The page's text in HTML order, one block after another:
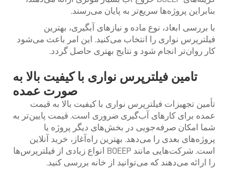
بنابراین پروژه‌ها سریع‌تر به پایان می‌رسند.
با بررسی ابعاد، نوع ماده و نیازهای آبگیری، بهترین
فیلترپرس نواری را انتخاب می‌کنید. این امر باعث می‌شود
کار روان‌تر انجام شود و نتایج بهتری حاصل گردد.
تامین فیلترپرس نواری با کیفیت بالا به
صورت عمده
تأمین تجهیزات فیلترپرس نواری با کیفیت بالا به قیمت
عمده برای کارهای آب‌گیری ضروری است. قیمت پایین‌تر به
شما امکان صرفه‌جویی در بخش‌های دیگر پروژه یا
پروژه‌های بعدی را می‌دهد. بهترین راه‌آغاز، خرید آنلاین
است. شرکت‌هایی مانند BOEEP انواع زیادی از فیلترپرس‌ها
را ارائه می‌دهند که می‌توانید از خانه بررسی کنید.